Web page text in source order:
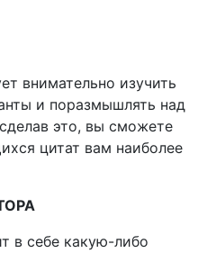
внимательно изучить
и поразмышлять над
это, вы сможете
цитат вам наиболее
в себе какую-либо